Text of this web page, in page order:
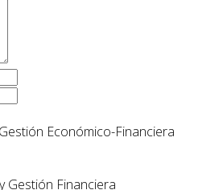
Económico-Financiera
Gestión Financiera